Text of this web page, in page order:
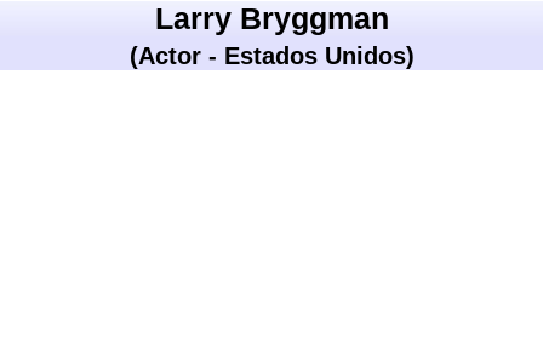
Larry Bryggman
(Actor - Estados Unidos)